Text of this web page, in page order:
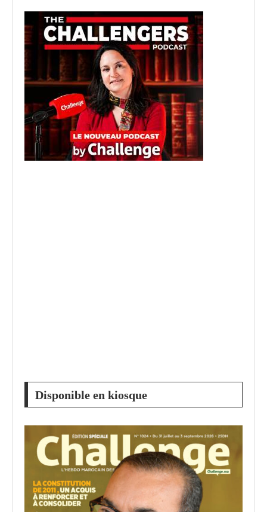
Disponible en kiosque